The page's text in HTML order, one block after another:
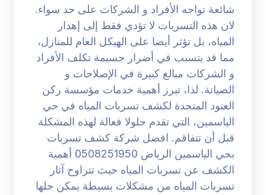
شائعة تواجه الأفراد و الشركات على حد سواء.
لان هذه التسربات لا تؤدي فقط إلى إهدار
المياه، بل تؤثر أيضا على الهيكل العام للمنازل،
مما قد يتسبب في أضرار جسيمة تكلف الأفراد
و الشركات مبالغ كبيرة في الإصلاحات و
الصيانة. لذا، تبرز أهمية خدمات مؤسسة ركن
العنود المتحدة لكشف تسربات المياه في حي
الياسمين، التي تقدم حلولا فعالة لهذه المشكلة
قبل أن تتفاقم. افضل شركة كشف تسربات
بحي الياسمين الرياض 0508251950 أهمية
الكشف عن تسربات المياه حيث تتراوح آثار
تسربات المياه من مشكلات بسيطة يمكن حلها